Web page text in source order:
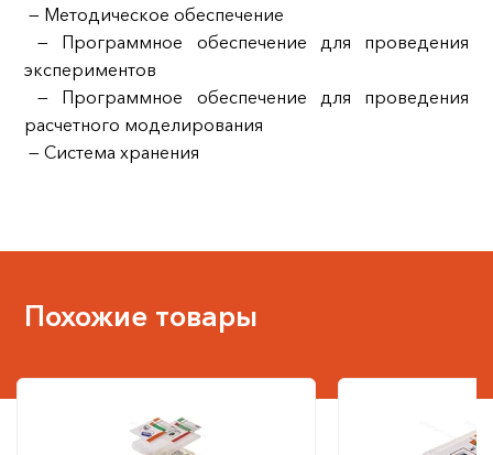
— Методическое обеспечение
— Программное обеспечение для проведения
экспериментов
— Программное обеспечение для проведения
расчетного моделирования
— Система хранения
Похожие товары